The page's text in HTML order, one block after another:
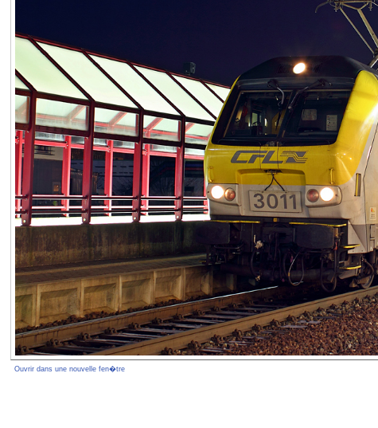
Ouvrir dans une nouvelle fen�tre